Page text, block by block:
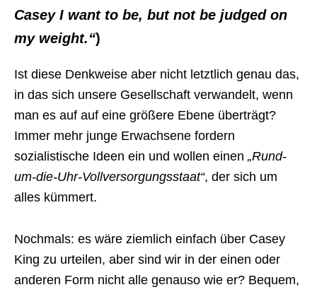
Casey I want to be, but not be judged on
my weight.“)
Ist diese Denkweise aber nicht letztlich genau das,
in das sich unsere Gesellschaft verwandelt, wenn
man es auf auf eine größere Ebene überträgt?
Immer mehr junge Erwachsene fordern
sozialistische Ideen ein und wollen einen „Rund-
um-die-Uhr-Vollversorgungsstaat“, der sich um
alles kümmert.
Nochmals: es wäre ziemlich einfach über Casey
King zu urteilen, aber sind wir in der einen oder
anderen Form nicht alle genauso wie er? Bequem,